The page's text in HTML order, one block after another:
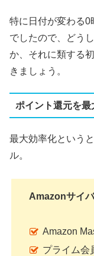
特に日付が変わる0
でしたので、どう
か、それに類する
きましょう。
ポイント還元を最
最大効率化という
ル。
Amazonサイ
Amazon
プライム会